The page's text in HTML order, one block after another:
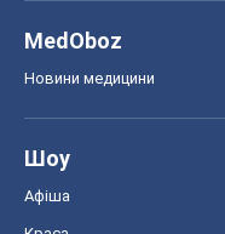
MedOboz
Новини медицини
Шоу
Афіша